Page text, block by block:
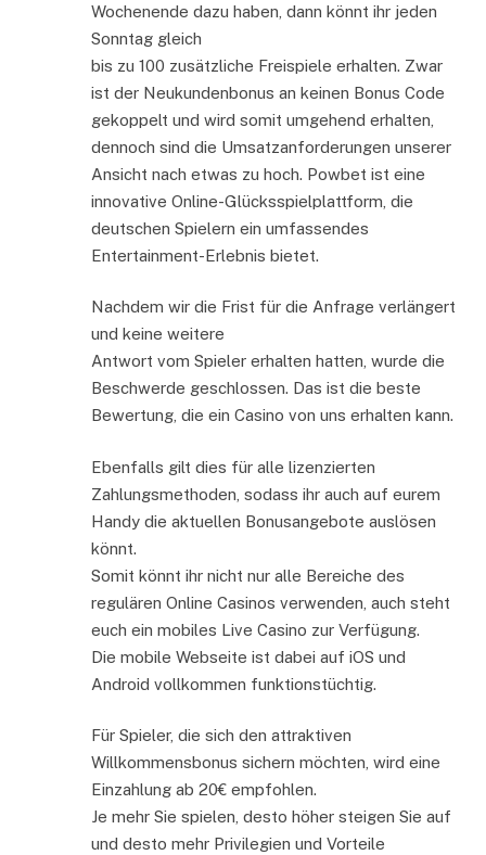
Wochenende dazu haben, dann könnt ihr jeden
Sonntag gleich
bis zu 100 zusätzliche Freispiele erhalten. Zwar
ist der Neukundenbonus an keinen Bonus Code
gekoppelt und wird somit umgehend erhalten,
dennoch sind die Umsatzanforderungen unserer
Ansicht nach etwas zu hoch. Powbet ist eine
innovative Online-Glücksspielplattform, die
deutschen Spielern ein umfassendes
Entertainment-Erlebnis bietet.
Nachdem wir die Frist für die Anfrage verlängert
und keine weitere
Antwort vom Spieler erhalten hatten, wurde die
Beschwerde geschlossen. Das ist die beste
Bewertung, die ein Casino von uns erhalten kann.
Ebenfalls gilt dies für alle lizenzierten
Zahlungsmethoden, sodass ihr auch auf eurem
Handy die aktuellen Bonusangebote auslösen
könnt.
Somit könnt ihr nicht nur alle Bereiche des
regulären Online Casinos verwenden, auch steht
euch ein mobiles Live Casino zur Verfügung.
Die mobile Webseite ist dabei auf iOS und
Android vollkommen funktionstüchtig.
Für Spieler, die sich den attraktiven
Willkommensbonus sichern möchten, wird eine
Einzahlung ab 20€ empfohlen.
Je mehr Sie spielen, desto höher steigen Sie auf
und desto mehr Privilegien und Vorteile